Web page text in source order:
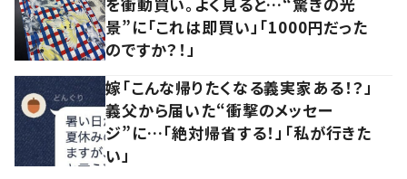
景”に「これは即買い」「1000円だった
のですか？！」
嫁「こんな帰りたくなる義実家ある！？」
義父から届いた“衝撃のメッセー
ジ”に…「絶対帰省する！」「私が行きた
い」